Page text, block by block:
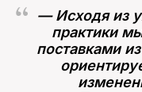
— Исходя из
практики
поставками